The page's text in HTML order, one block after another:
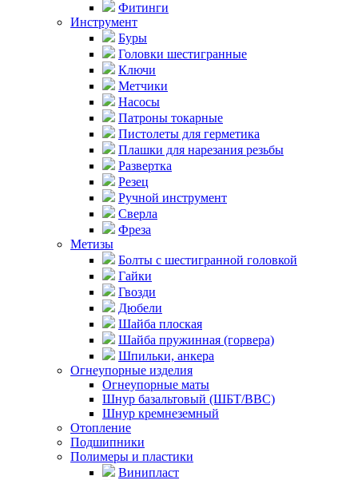
Фитинги
Инструмент
Буры
Головки шестигранные
Ключи
Метчики
Насосы
Патроны токарные
Пистолеты для герметика
Плашки для нарезания резьбы
Развертка
Резец
Ручной инструмент
Сверла
Фреза
Метизы
Болты с шестигранной головкой
Гайки
Гвозди
Дюбели
Шайба плоская
Шайба пружинная (горвера)
Шпильки, анкера
Огнеупорные изделия
Огнеупорные маты
Шнур базальтовый (ШБТ/ВВС)
Шнур кремнеземный
Отопление
Подшипники
Полимеры и пластики
Винипласт